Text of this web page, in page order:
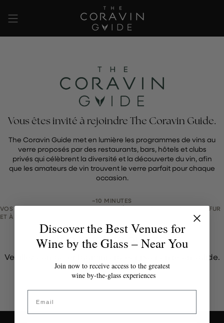
au
contenu
de
Vous êtes invité à rejoindre The Coravin Guide.
The Coravin Guide met en lumière les programmes de vins au
verre proposés par des restaurants, bars, hôtels et clubs
privés qui célèbrent la diversité et la découverte du vin, afin
que les amateurs de vin trouvent le verre parfait pour chaque
occasion.
~10 MINUTES
VOS MODIFICATIONS SONT ENREGISTRÉES AUTOMATIQUEMENT AU FUR
ET À MESURE.
Jeton invalide ou expiré
Veuillez contacter l'administrateur pour un jeton valide.
Discover the Best Venues for
Wine by the Glass – Near You
Join now to receive access to the greatest
wine by-the-glass experiences
Email